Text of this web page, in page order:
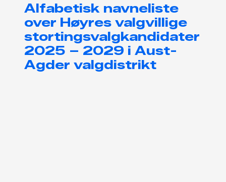
Alfabetisk navneliste
over Høyres valgvillige
stortingsvalgkandidater
2025 – 2029 i Aust-
Agder valgdistrikt